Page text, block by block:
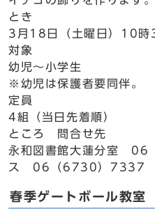
とき
3月18日（土曜日）10
対象
幼児～小学生
※幼児は保護者要同伴。
定員
4組（当日先着順）
ところ 問合せ先
永和図書館大蓮分室 06
ス 06（6730）7337
春季ゲートボール教室